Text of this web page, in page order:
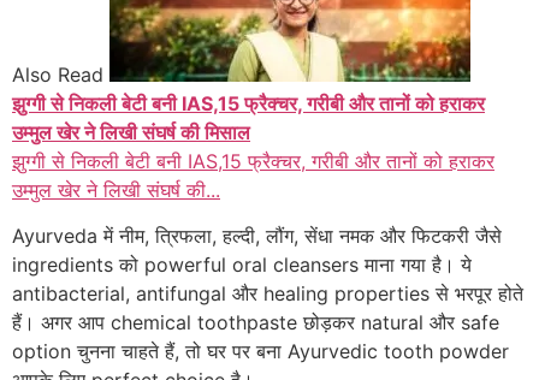
Also Read
झुग्गी से निकली बेटी बनी IAS,15 फ्रैक्चर, गरीबी और तानों को हराकर
उम्मुल खेर ने लिखी संघर्ष की मिसाल
झुग्गी से निकली बेटी बनी IAS,15 फ्रैक्चर, गरीबी और तानों को हराकर
उम्मुल खेर ने लिखी संघर्ष की...
Ayurveda में नीम, त्रिफला, हल्दी, लौंग, सेंधा नमक और फिटकरी जैसे
ingredients को powerful oral cleansers माना गया है। ये
antibacterial, antifungal और healing properties से भरपूर होते
हैं। अगर आप chemical toothpaste छोड़कर natural और safe
option चुनना चाहते हैं, तो घर पर बना Ayurvedic tooth powder